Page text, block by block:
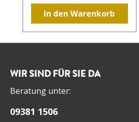
Spessarteiche. In der
Nase zeigt sich die
typische Burgunderart
mit einer leichten Vanille-
das Holz sind perfekt
eingebunden und hallen
im Abgang perfekt nach.
In den Warenkorb
WIR SIND FÜR SIE DA
Beratung unter:
09381 1506